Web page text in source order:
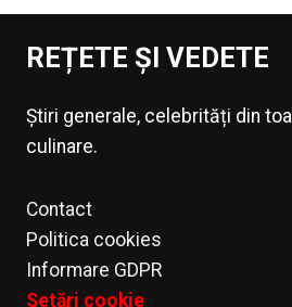
REȚETE ȘI VEDETE
Știri generale, celebrități din
culinare.
Contact
Politica cookies
Informare GDPR
Setări cookie